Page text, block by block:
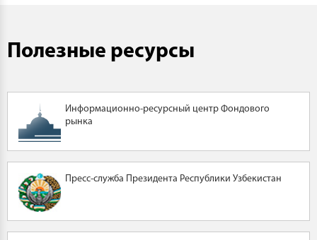
Полезные ресурсы
Информационно-ресурсный центр Фондового
рынка
Пресс-служба Президента Республики Узбекистан